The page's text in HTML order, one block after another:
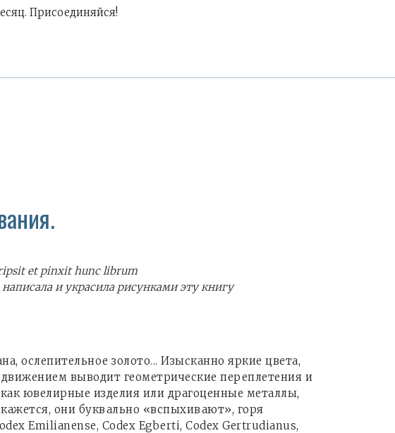
Присоединяйся!
et pinxit hunc librum
и украсила рисунками эту книгу
ослепительное золото... Изысканно яркие цвета,
выводит геометрические переплетения и
ювелирные изделия или драгоценные металлы,
они буквально «вспыхивают», горя
Emilianense, Codex Egberti, Codex Gertrudianus,